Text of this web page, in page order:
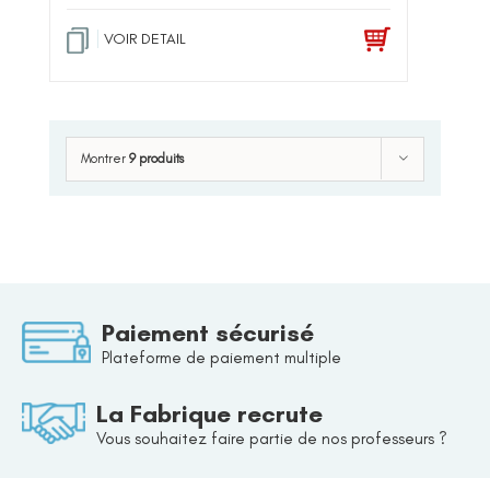
VOIR DETAIL
Montrer 9 produits
Paiement sécurisé
Plateforme de paiement multiple
La Fabrique recrute
Vous souhaitez faire partie de nos professeurs ?